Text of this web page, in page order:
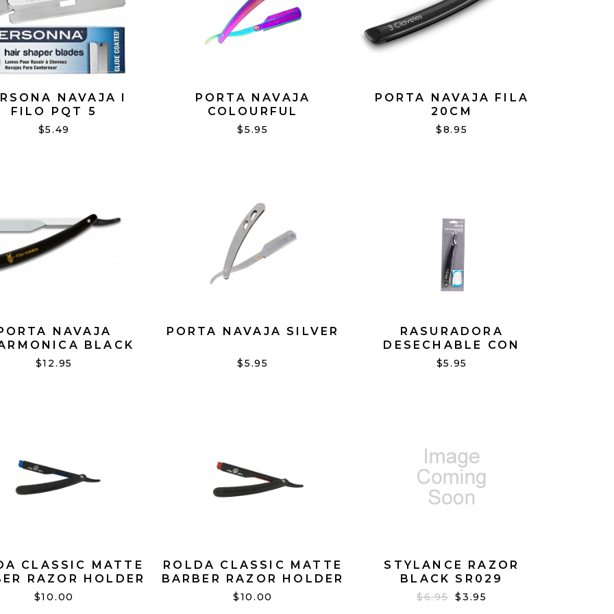
NAVAJA I
FILO PQT 5
$5.49
PORTA NAVAJA
COLOURFUL
$5.95
PORTA NAVAJA FILA
20CM
$8.95
NAVAJA
BLACK
$12.95
PORTA NAVAJA SILVER
$5.95
RASURADORA
DESECHABLE CON
NAVAJAS NEGRA
$5.95
CLASSIC MATTE
RAZOR HOLDER
BLUE
$10.00
ROLDA CLASSIC MATTE
BARBER RAZOR HOLDER
RED
$10.00
STYLANCE RAZOR
BLACK SR029
$6.95 $3.95